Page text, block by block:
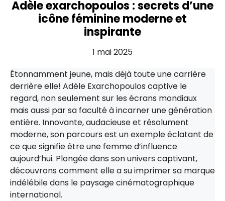
Adèle exarchopoulos : secrets d’une
icône féminine moderne et
inspirante
1 mai 2025
Étonnamment jeune, mais déjà toute une carrière
derrière elle! Adèle Exarchopoulos captive le
regard, non seulement sur les écrans mondiaux
mais aussi par sa faculté à incarner une génération
entière. Innovante, audacieuse et résolument
moderne, son parcours est un exemple éclatant de
ce que signifie être une femme d’influence
aujourd’hui. Plongée dans son univers captivant,
découvrons comment elle a su imprimer sa marque
indélébile dans le paysage cinématographique
international.